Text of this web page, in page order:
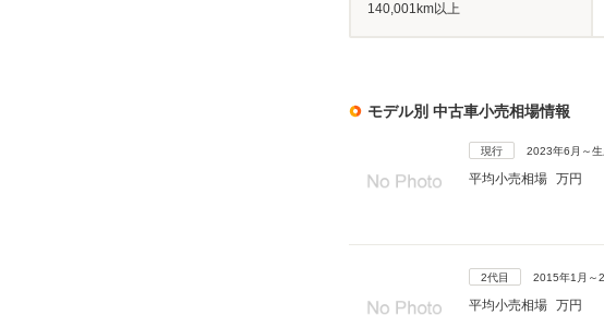
140,001km以上
モデル別 中古車小売相場情報
現行 2023年6月～生
平均小売相場 万円
2代目 2015年1月～
平均小売相場 万円